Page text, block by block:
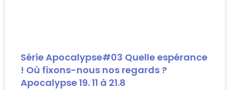
Série Apocalypse#03 Quelle espérance
! Où fixons-nous nos regards ?
Apocalypse 19. 11 à 21.8